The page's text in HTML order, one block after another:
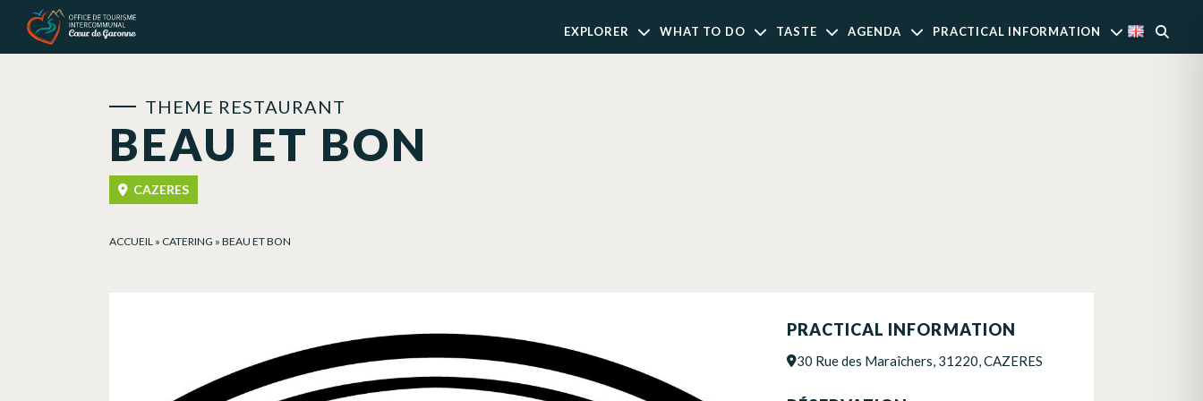
EXPLORER WHAT TO DO TASTE AGENDA PRACTICAL INFORMATION
BEAU ET BON
THEME RESTAURANT
CAZERES
ACCUEIL » CATERING » BEAU ET BON
PRACTICAL INFORMATION
30 Rue des Maraîchers, 31220, CAZERES
Cookies management panel